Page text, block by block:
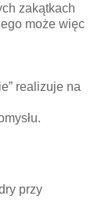
zakątkach
może więc
realizuje na
przy